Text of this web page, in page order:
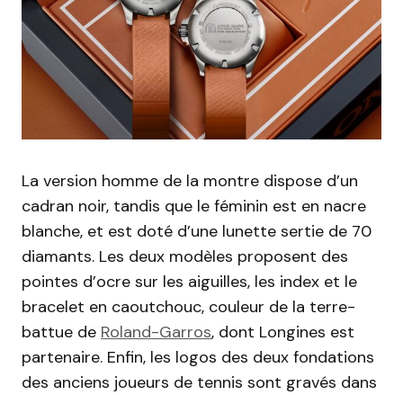
La version homme de la montre dispose d’un
cadran noir, tandis que le féminin est en nacre
blanche, et est doté d’une lunette sertie de 70
diamants. Les deux modèles proposent des
pointes d’ocre sur les aiguilles, les index et le
bracelet en caoutchouc, couleur de la terre-
battue de Roland-Garros, dont Longines est
partenaire. Enfin, les logos des deux fondations
des anciens joueurs de tennis sont gravés dans